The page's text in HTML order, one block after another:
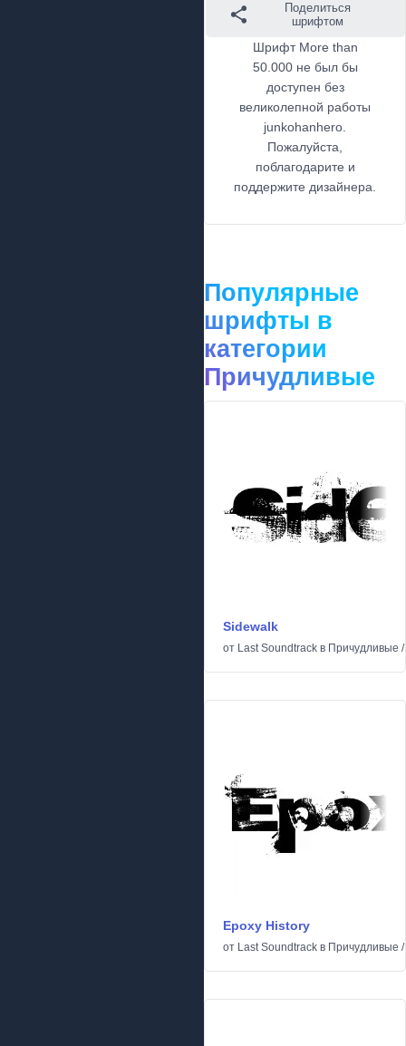
Поделиться
шрифтом
Шрифт More than
50.000 не был бы
доступен без
великолепной работы
junkohanhero.
Пожалуйста,
поблагодарите и
поддержите дизайнера.
Популярные
шрифты в
категории
Причудливые
Sidewalk
от Last Soundtrack в Причудливые /
Epoxy History
от Last Soundtrack в Причудливые /